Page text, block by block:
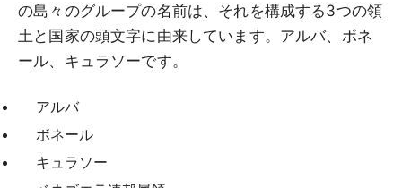
の島々のグループの名前は、それを構成する3つの領
土と国家の頭文字に由来しています。アルバ、ボネ
ール、キュラソーです。
アルバ
ボネール
キュラソー